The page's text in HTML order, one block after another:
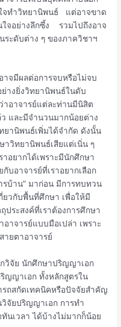
ใจทำวิทยานิพนธ์ แต่อาจขาด
ใจอย่างลึกซึ้ง รวมไปถึงอาจ
ระดับต่าง ๆ ของภาควิชาฯ
าจมีผลต่อการจบหรือไม่จบ
างยิ่งวิทยานิพนธ์ในดับ
อาจารย์แต่ละท่านมีนิสิต
และมีจำนวนมากน้อยต่าง
ยานิพนธ์เพิ่มได้จำกัด ดังนั้น
วิทยานิพนธ์เสียแต่เนิ่น ๆ
อยากได้เพราะมีนักศึกษา
บอาจารย์ที่เราอยากเลือก
รบ้าน” มาก่อน มีการทบทวน
ยวกับพื้นที่ศึกษา เพื่อให้มี
ประสงค์ที่เราต้องการศึกษา
าจารย์แบบมือเปล่า เพราะ
ายตาอาจารย์
วิจัย นักศึกษาปริญญาเอก
ญญาเอก ทั้งหลักสูตรใน
รถสกัดเทคนิคหรือปัจจัยสำคัญ
จัยปริญญาเอก การทำ
เวลา ได้บ้างไม่มากก็น้อย